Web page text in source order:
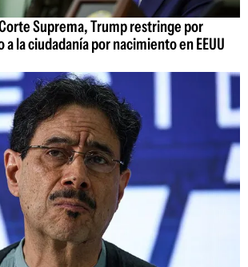
Suprema, Trump restringe por
la ciudadanía por nacimiento en EEUU